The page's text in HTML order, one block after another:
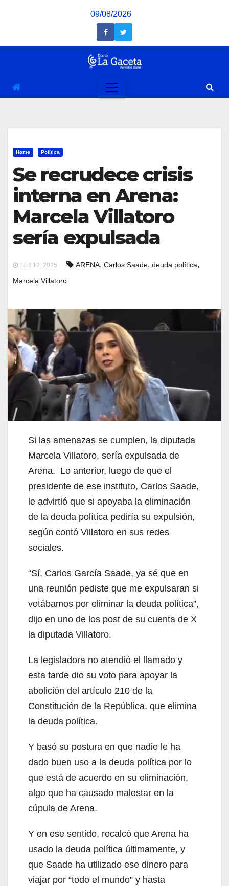
09/08/2026
Home Política
Se recrudece crisis
interna en Arena:
Marcela Villatoro
sería expulsada
FEB 12, 2025 ARENA, Carlos Saade, deuda política,
Marcela Villatoro
Si las amenazas se cumplen, la diputada
Marcela Villatoro, sería expulsada de
Arena. Lo anterior, luego de que el
presidente de ese instituto, Carlos Saade,
le advirtió que si apoyaba la eliminación
de la deuda política pediría su expulsión,
según contó Villatoro en sus redes
sociales.
“Sí, Carlos García Saade, ya sé que en
una reunión pediste que me expulsaran si
votábamos por eliminar la deuda política”,
dijo en uno de los post de su cuenta de X
la diputada Villatoro.
La legisladora no atendió el llamado y
esta tarde dio su voto para apoyar la
abolición del artículo 210 de la
Constitución de la República, que elimina
la deuda política.
Y basó su postura en que nadie le ha
dado buen uso a la deuda política por lo
que está de acuerdo en su eliminación,
algo que ha causado malestar en la
cúpula de Arena.
Y en ese sentido, recalcó que Arena ha
usado la deuda política últimamente, y
que Saade ha utilizado ese dinero para
viajar por “todo el mundo” y hasta